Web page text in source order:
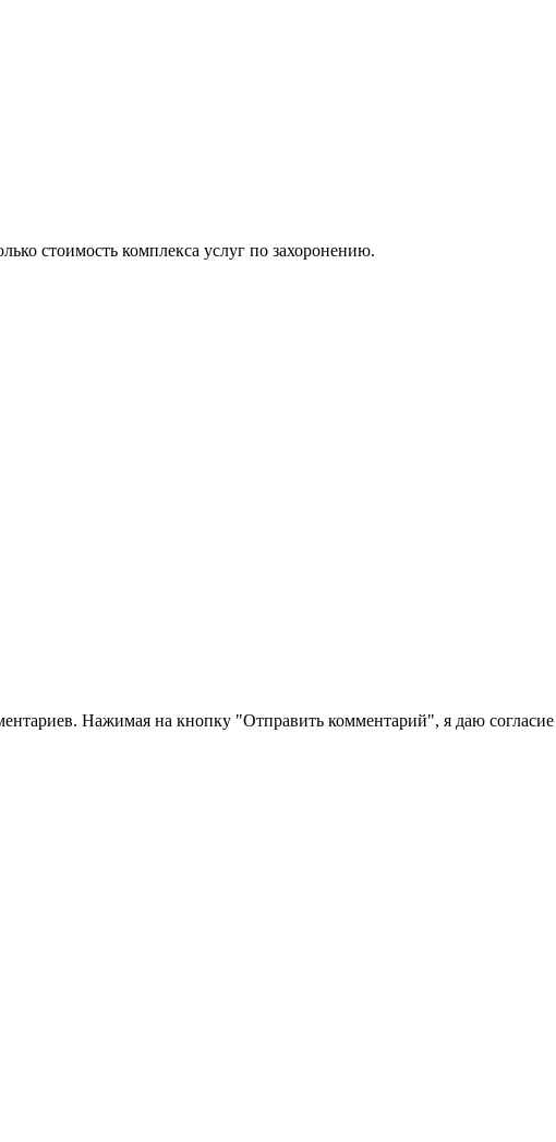
стоимость комплекса услуг по захоронению.
Нажимая на кнопку "Отправить комментарий", я даю